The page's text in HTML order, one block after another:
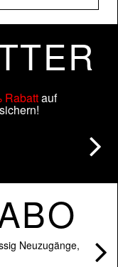
Rabattauf
Neuzugänge,